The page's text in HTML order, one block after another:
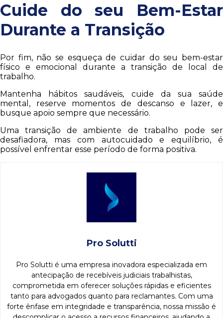
Cuide do seu Bem-Estar
Durante a Transição
Por fim, não se esqueça de cuidar do seu bem-estar
físico e emocional durante a transição de local de
trabalho.
Mantenha hábitos saudáveis, cuide da sua saúde
mental, reserve momentos de descanso e lazer, e
busque apoio sempre que necessário.
Uma transição de ambiente de trabalho pode ser
desafiadora, mas com autocuidado e equilíbrio, é
possível enfrentar esse período de forma positiva.
Pro Solutti
Pro Solutti é uma empresa inovadora especializada em
antecipação de recebíveis judiciais trabalhistas,
comprometida em oferecer soluções rápidas e eficientes
tanto para advogados quanto para reclamantes. Com uma
forte ênfase em integridade e transparência, nossa missão é